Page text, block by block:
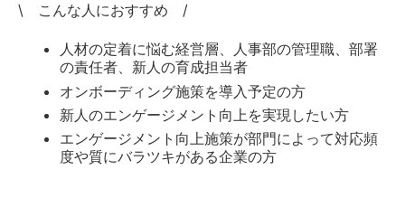
\ こんな人におすすめ /
人材の定着に悩む経営層、人事部の管理職、部署
の責任者、新人の育成担当者
オンボーディング施策を導入予定の方
新人のエンゲージメント向上を実現したい方
エンゲージメント向上施策が部門によって対応頻
度や質にバラツキがある企業の方